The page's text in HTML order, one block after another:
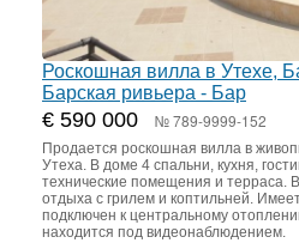
Роскошная вилла в Утехе,
Барская ривьера - Бар
€ 590 000 № 789-9999-152
Продается роскошная вилла в
Утеха. В доме 4 спальни, кухня,
технические помещения и терраса.
отдыха с грилем и коптильней.
подключен к центральному
находится под видеонаблюдением.